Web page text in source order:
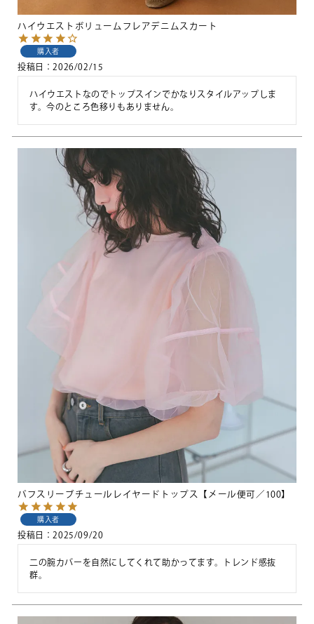
ハイウエストボリュームフレアデニムスカート
購入者
投稿日 2026/02/15
ハイウエストなのでトップスインでかなりスタイルアップしま
す。今のところ色移りもありません。
パフスリーブチュールレイヤードトップス【メール便可／100】
購入者
投稿日 2025/09/20
二の腕カバーを自然にしてくれて助かってます。トレンド感抜
群。